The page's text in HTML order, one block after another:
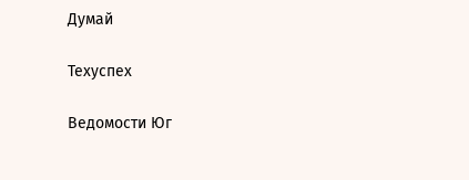
Думай
Техуспех
Ведомости Юг